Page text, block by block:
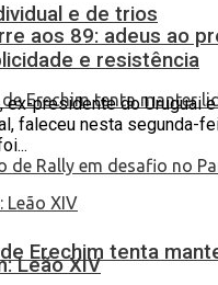
e de trios
Erechim tenta
aos 89: adeus ao
e resistência
ex-presidente do Uruguai
faleceu nesta segunda-
Leão XIV